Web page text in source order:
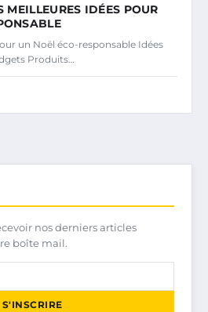
IDÉES POUR
un Noël éco-responsable Idées
Produits…
nos derniers articles
boîte mail.
S'INSCRIRE